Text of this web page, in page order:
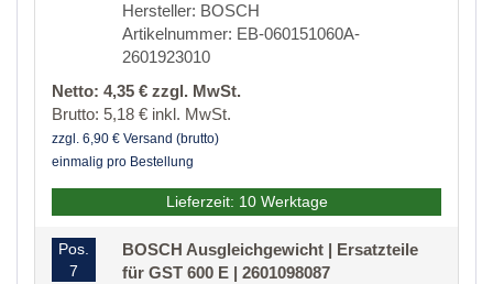
Hersteller: BOSCH
Artikelnummer: EB-060151060A-
2601923010
Netto: 4,35 € zzgl. MwSt.
Brutto: 5,18 € inkl. MwSt.
zzgl. 6,90 € Versand (brutto)
einmalig pro Bestellung
Lieferzeit: 10 Werktage
Pos.
7
BOSCH Ausgleichgewicht | Ersatzteile
für GST 600 E | 2601098087